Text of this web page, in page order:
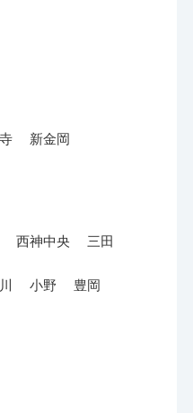
新金岡
西神中央 三田
小野 豊岡